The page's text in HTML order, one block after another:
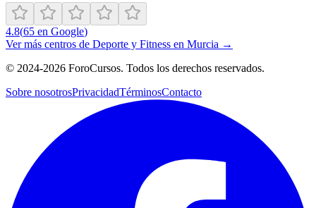
4.8(65 en Google)
Ver más centros de Deporte y Fitness en Murcia →
© 2024-2026 ForoCursos. Todos los derechos reservados.
Sobre nosotrosPrivacidadTérminosContacto